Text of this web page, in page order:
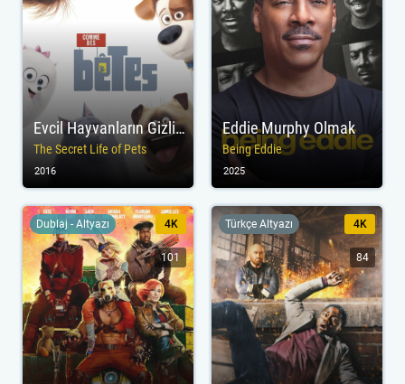
Evcil Hayvanların Gizli Yaşamı
The Secret Life of Pets
2016
Eddie Murphy Olmak
Being Eddie
2025
Dublaj - Altyazı 4K
101
Türkçe Altyazı 4K
84